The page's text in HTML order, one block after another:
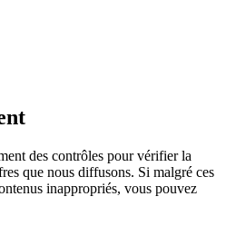
des contrôles pour vérifier la
que nous diffusons. Si malgré ces
inappropriés, vous pouvez